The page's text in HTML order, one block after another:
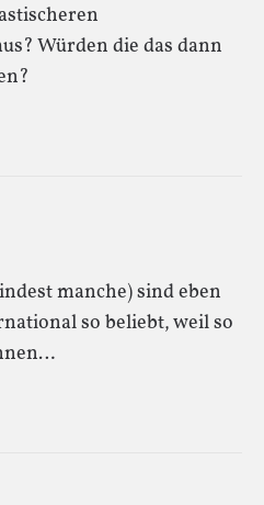
Würden die das dann
manche) sind eben
so beliebt, weil so